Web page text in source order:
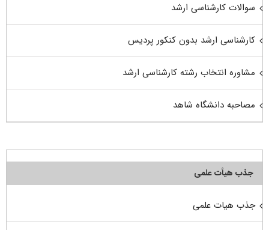
سوالات کارشناسی ارشد
کارشناسی ارشد بدون کنکور پردیس
مشاوره انتخاب رشته کارشناسی ارشد
مصاحبه دانشگاه شاهد
جذب هیأت علمی
جذب هیات علمی